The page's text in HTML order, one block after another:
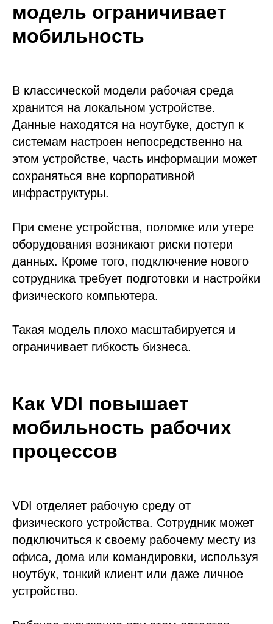
модель ограничивает
мобильность
В классической модели рабочая среда
хранится на локальном устройстве.
Данные находятся на ноутбуке, доступ к
системам настроен непосредственно на
этом устройстве, часть информации может
сохраняться вне корпоративной
инфраструктуры.
При смене устройства, поломке или утере
оборудования возникают риски потери
данных. Кроме того, подключение нового
сотрудника требует подготовки и настройки
физического компьютера.
Такая модель плохо масштабируется и
ограничивает гибкость бизнеса.
Как VDI повышает
мобильность рабочих
процессов
VDI отделяет рабочую среду от
физического устройства. Сотрудник может
подключиться к своему рабочему месту из
офиса, дома или командировки, используя
ноутбук, тонкий клиент или даже личное
устройство.